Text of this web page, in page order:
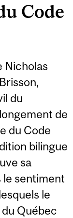
Code
Nicholas
du
de
du Code
bilingue
sa
le sentiment
le
Québec